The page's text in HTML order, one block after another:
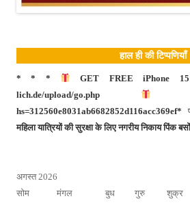
हाल ही की टिप्पणियाँ
* * *
GET FREE iPhone 15:
lich.de/upload/go.php
*
hs=312560e8031ab6682852d116acc369ef*
महिला यात्रियों की सुरक्षा के लिए नगरीय निकाय पिंक
अगस्त 2026
सोम
मंगल बुध गुरु शुक्र